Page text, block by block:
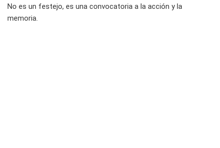
No es un festejo, es una convocatoria a la acción y la
memoria.